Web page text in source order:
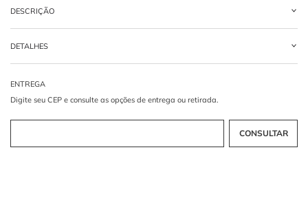
DESCRIÇÃO
Vestido midi
evasê com aplicação de nesgas. O fechamento é posterior por zíper de metal.
Qual a função técnica da Lapela no decote Ombro a
DETALHES